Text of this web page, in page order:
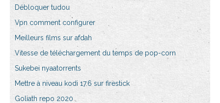
Débloquer tudou
Vpn comment configurer
Meilleurs films sur afdah
Vitesse de téléchargement du temps de pop-corn
Sukebei nyaatorrents
Mettre à niveau kodi 17.6 sur firestick
Goliath repo 2020